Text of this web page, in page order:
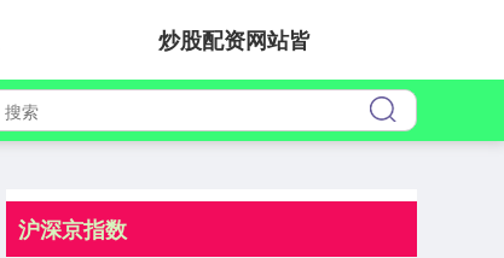
炒股配资网站皆
沪深京指数